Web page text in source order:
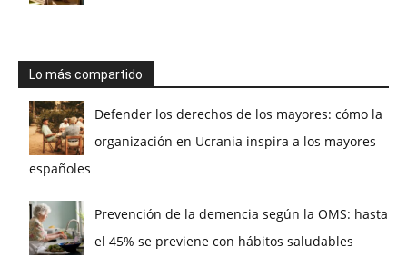
Lo más compartido
Defender los derechos de los mayores: cómo la
organización en Ucrania inspira a los mayores
españoles
Prevención de la demencia según la OMS: hasta
el 45% se previene con hábitos saludables